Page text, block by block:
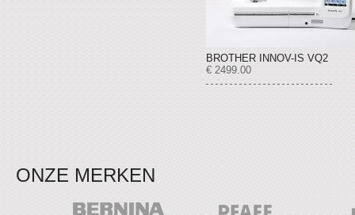
BROTHER INNOV-IS VQ2
€ 2499.00
ONZE MERKEN